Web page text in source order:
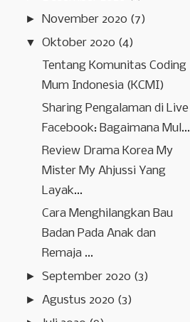
► November 2020 (7)
▼ Oktober 2020 (4)
Tentang Komunitas Coding
Mum Indonesia (KCMI)
Sharing Pengalaman di Live
Facebook: Bagaimana Mul...
Review Drama Korea My
Mister My Ahjussi Yang
Layak...
Cara Menghilangkan Bau
Badan Pada Anak dan
Remaja ...
►September 2020 (3)
► Agustus 2020 (3)